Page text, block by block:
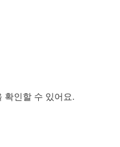
확인할 수 있어요.